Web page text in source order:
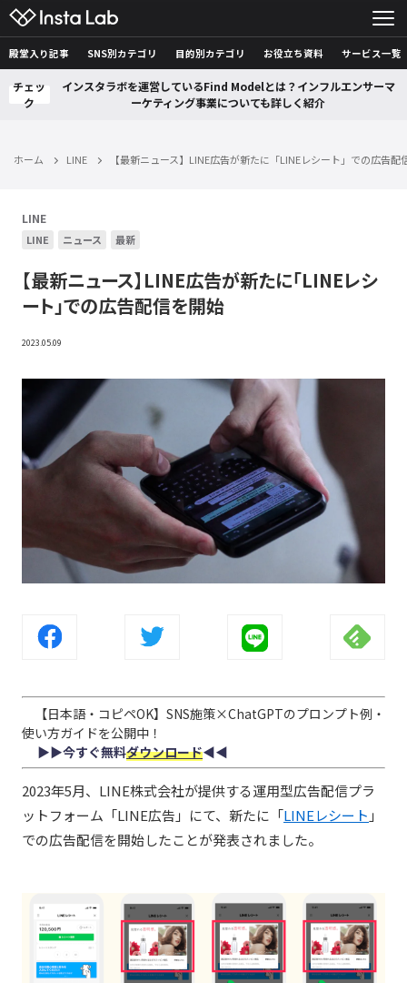
殿堂入り記事 SNS別カテゴリ 目的別カテゴリ お役立ち資料 サービス一覧
チェッ
ク
インスタラボを運営しているFind Modelとは？インフルエンサーマ
ーケティング事業についても詳しく紹介
ホーム LINE 【最新ニュース】LINE広告が新たに「LINEレシート」での広告配
LINE
LINE ニュース 最新
【最新ニュース】LINE広告が新たに「LINEレシ
ート」での広告配信を開始
2023.05.09
【日本語・コピペOK】SNS施策×ChatGPTのプロンプト例・
使い方ガイドを公開中！
▶︎▶︎今すぐ無料ダウンロード◀︎◀︎
2023年5月、LINE株式会社が提供する運用型広告配信プラ
ットフォーム「LINE広告」にて、新たに「LINEレシート 」
での広告配信を開始したことが発表されました。